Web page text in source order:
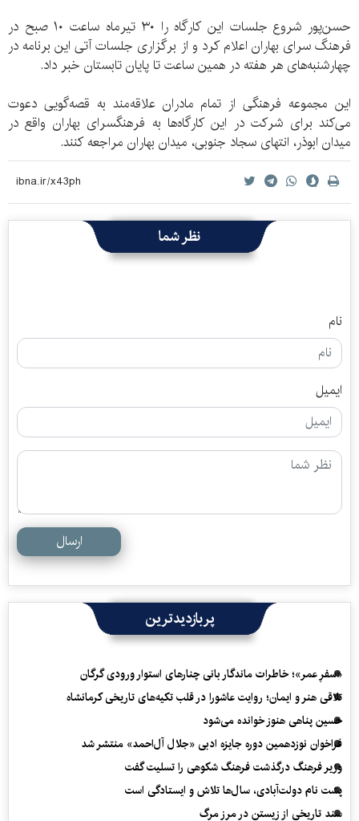
حسن‌پور شروع جلسات این کارگاه را ۳۰ تیرماه ساعت ۱۰ صبح در
فرهنگ سرای بهاران اعلام کرد و از برگزاری جلسات آتی این برنامه در
چهارشنبه‌های هر هفته در همین ساعت تا پایان تابستان خبر داد.
این مجموعه فرهنگی از تمام مادران علاقه‌مند به قصه‌گویی دعوت
می‌کند برای شرکت در این کارگاه‌ها به فرهنگسرای بهاران واقع در
میدان ابوذر، انتهای سجاد جنوبی، میدان بهاران مراجعه کنند.
نظر شما
نام
ایمیل
ارسال
پربازدیدترین
«سفرِ عمر»؛ خاطرات ماندگار بانی چنارهای استوار ورودی گرگان
تلاقی هنر و ایمان؛ روایت عاشورا در قلب تکیه‌های تاریخی کرمانشاه
حسین پناهی هنوز خوانده می‌شود
فراخوان نوزدهمین دوره جایزه ادبی «جلال آل‌احمد» منتشر شد
وزیر فرهنگ درگذشت فرهنگ شکوهی را تسلیت گفت
پشت نام دولت‌آبادی، سال‌ها تلاش و ایستادگی است
سند تاریخی از زیستن در مرز مرگ